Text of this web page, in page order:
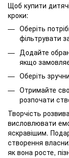
Щоб купити
кроки:
Оберіть
фільтрувати
Додайте
якщо
Оберіть
Отримайте
розпочати
Творчість
висловлювати
яскравішим.
створення
як вона росте,